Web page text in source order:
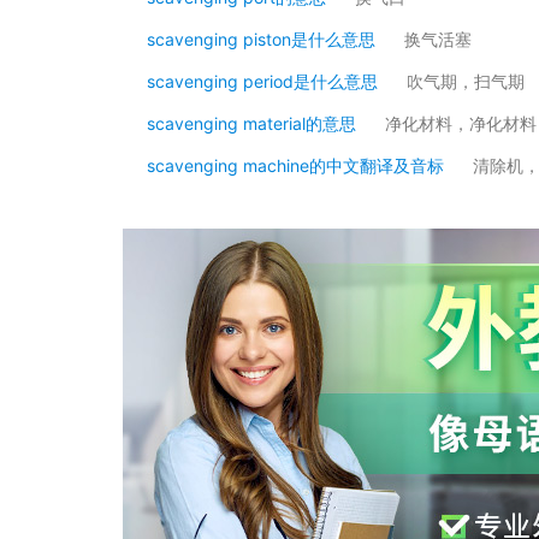
scavenging piston是什么意思 换气活塞
scavenging period是什么意思 吹气期，扫气期
scavenging material的意思 净化材料，净化材料
scavenging machine的中文翻译及音标 清除机